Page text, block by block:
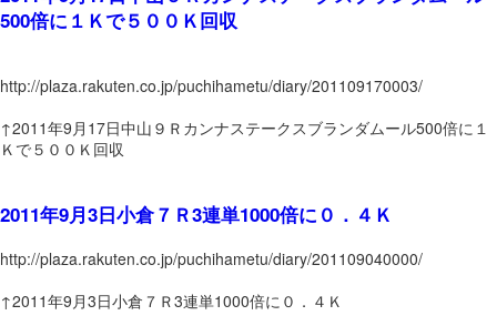
500倍に１Ｋで５００Ｋ回収
http://plaza.rakuten.co.jp/puchihametu/diary/201109170003/
↑2011年9月17日中山９Ｒカンナステークスブランダムール500倍に１
Ｋで５００Ｋ回収
2011年9月3日小倉７Ｒ3連単1000倍に０．４Ｋ
http://plaza.rakuten.co.jp/puchihametu/diary/201109040000/
↑2011年9月3日小倉７Ｒ3連単1000倍に０．４Ｋ